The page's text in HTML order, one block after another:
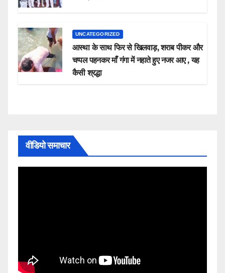
UNCATEGORIZED
आस्था के साथ फिर से खिलवाड़, शराब पीकर और
चप्पल पहनकर माँ गंगा में नहाते हुए नजर आए , यह
कैसी श्रद्धा
वीडियो समाचार